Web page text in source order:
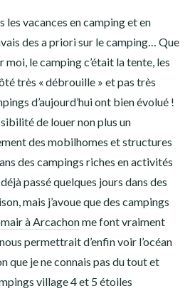
les vacances en camping et en
des a priori sur le camping… Que
moi, le camping c’était la tente, les
très « débrouille » et pas très
d’aujourd’hui ont bien évolué !
de louer non plus un
des mobilhomes et structures
des campings riches en activités
passé quelques jours dans des
mais j’avoue que des campings
à Arcachonme font vraiment
permettrait d’enfin voir l’océan
que je ne connais pas du tout et
village 4 et 5 étoiles